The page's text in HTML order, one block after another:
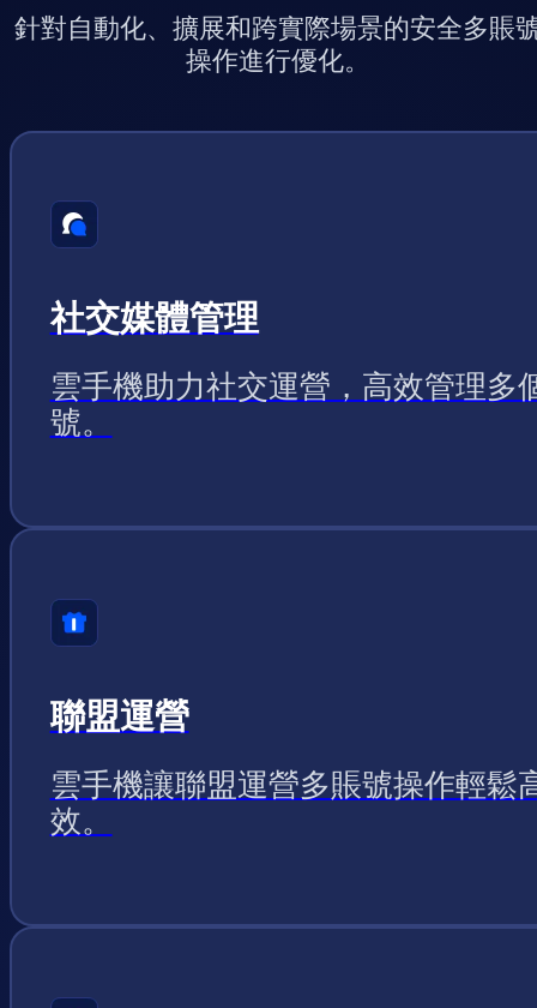
針對自動化、擴展和跨實際場景的安全多賬
操作進行優化。
社交媒體管理
雲手機助力社交運營，高效管理多
號。
聯盟運營
雲手機讓聯盟運營多賬號操作輕鬆
效。